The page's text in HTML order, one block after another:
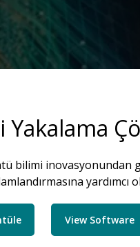
Yakalama
bilimi inovasyonundan
yardımcı
View Software